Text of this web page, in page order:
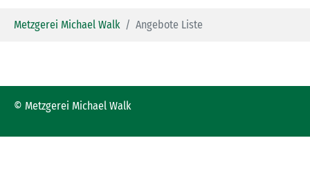
Sie sind hier:
Metzgerei Michael Walk Angebote Liste
© Metzgerei Michael Walk